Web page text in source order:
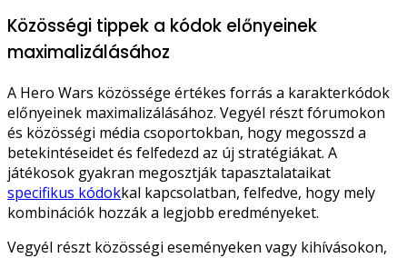
Közösségi tippek a kódok előnyeinek
maximalizálásához
A Hero Wars közössége értékes forrás a karakterkódok
előnyeinek maximalizálásához. Vegyél részt fórumokon
és közösségi média csoportokban, hogy megosszd a
betekintéseidet és felfedezd az új stratégiákat. A
játékosok gyakran megosztják tapasztalataikat
specifikus kódokkal kapcsolatban, felfedve, hogy mely
kombinációk hozzák a legjobb eredményeket.
Vegyél részt közösségi eseményeken vagy kihívásokon,